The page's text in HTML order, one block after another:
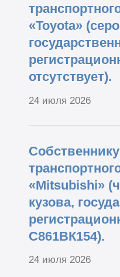
«Toyota»
отсутствует).
24 июля 2026
«Mitsubishi»
кузова,
С861ВК154).
24 июля 2026